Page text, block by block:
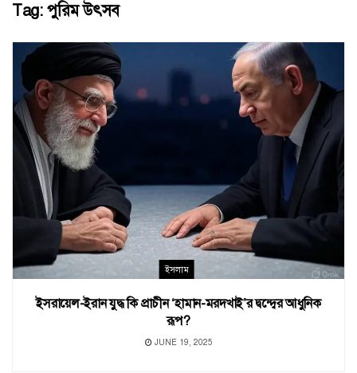
Tag: পুরিম উৎসব
ইসলাম
ইসরায়েল-ইরান যুদ্ধ কি প্রাচীন ‘হামান-মরদখাই’র দ্বন্দ্বের আধুনিক
রূপ?
JUNE 19, 2025